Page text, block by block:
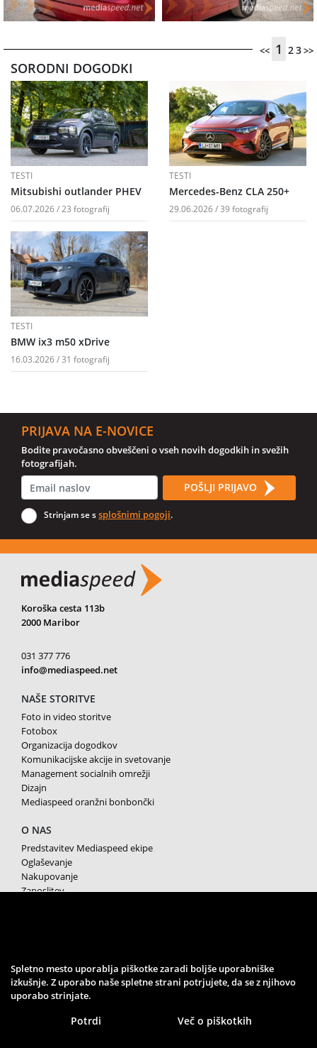
<< 1 23>>
SORODNI DOGODKI
TESTI
Mitsubishi outlander PHEV
06.07.2026 / 23 fotografij
TESTI
Mercedes-Benz CLA 250+
29.06.2026 / 39 fotografij
TESTI
BMW ix3 m50 xDrive
16.03.2026 / 31 fotografij
PRIJAVA NA E-NOVICE
Bodite pravočasno obveščeni o vseh novih dogodkih in svežih
fotografijah.
POŠLJI PRIJAVO
Strinjam se ssplošnimi pogoji.
Koroška cesta 113b
2000 Maribor
031 377 776
info@mediaspeed.net
NAŠE STORITVE
Foto in video storitve
Fotobox
Organizacija dogodkov
Komunikacijske akcije in svetovanje
Management socialnih omrežji
Dizajn
Mediaspeed oranžni bonbončki
O NAS
Predstavitev Mediaspeed ekipe
Oglaševanje
Nakupovanje
Zaposlitev
SPREMLJAJTE NAS
Spletno mesto uporablja piškotke zaradi boljše uporabniške
izkušnje. Z uporabo naše spletne strani potrjujete, da se z njihovo
uporabo strinjate.
Potrdi Več o piškotkih